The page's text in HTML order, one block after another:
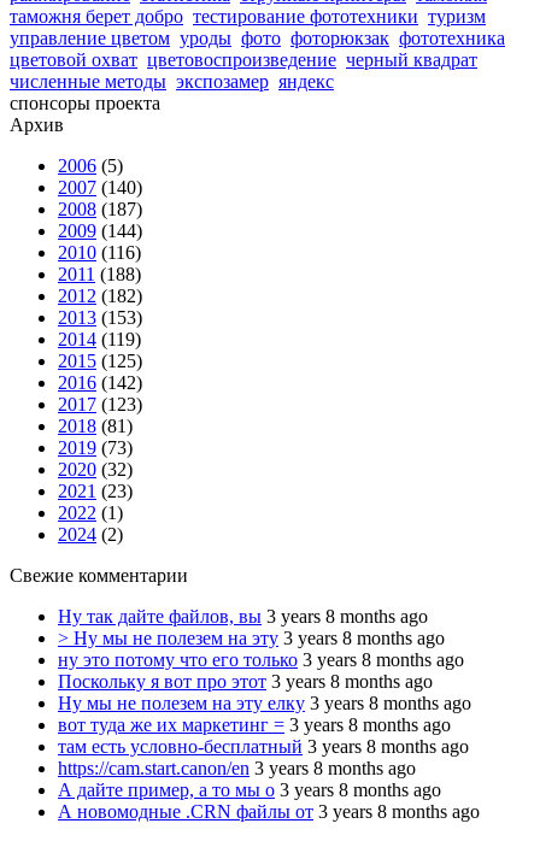
таможня берет добро тестирование фототехники туризм
управление цветом уроды фото фоторюкзак фототехника
цветовой охват цветовоспроизведение черный квадрат
численные методы экспозамер яндекс
спонсоры проекта
Архив
2006 (5)
2007 (140)
2008 (187)
2009 (144)
2010 (116)
2011 (188)
2012 (182)
2013 (153)
2014 (119)
2015 (125)
2016 (142)
2017 (123)
2018 (81)
2019 (73)
2020 (32)
2021 (23)
2022 (1)
2024 (2)
Свежие комментарии
Ну так дайте файлов, вы 3 years 8 months ago
> Ну мы не полезем на эту 3 years 8 months ago
ну это потому что его только 3 years 8 months ago
Поскольку я вот про этот 3 years 8 months ago
Ну мы не полезем на эту елку 3 years 8 months ago
вот туда же их маркетинг = 3 years 8 months ago
там есть условно-бесплатный 3 years 8 months ago
https://cam.start.canon/en 3 years 8 months ago
А дайте пример, а то мы о 3 years 8 months ago
А новомодные .CRN файлы от 3 years 8 months ago